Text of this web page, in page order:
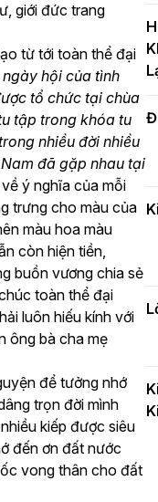
giới đức trang
từ tới toàn thể đại
hội của tình
tổ chức tại chùa
tập trong khóa tu
nhiều đời nhiều
đã gặp nhau tại
ý nghĩa của mỗi
trưng cho màu của
màu hoa màu
còn hiện tiền,
buồn vương chia sẻ
toàn thể đại
luôn hiếu kính với
ông bà cha mẹ
để tưởng nhớ
trọn đời mình
kiếp được siêu
đến ơn đất nước
vong thân cho đất